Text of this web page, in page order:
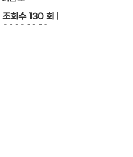
조회수 130 회